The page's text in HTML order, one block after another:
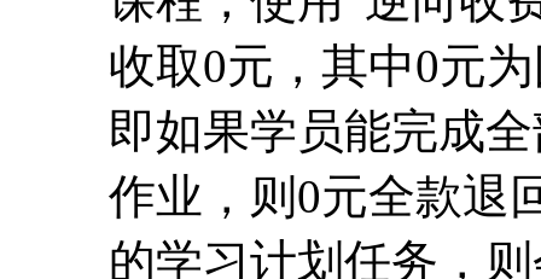
收取0元，其中0元
即如果学员能完成
作业，则0元全款退
的学习计划任务，